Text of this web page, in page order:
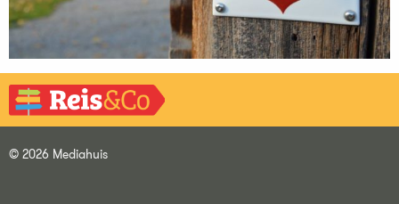
© 2026 Mediahuis